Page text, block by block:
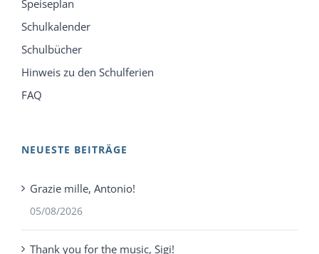
Speiseplan
Schulkalender
Schulbücher
Hinweis zu den Schulferien
FAQ
NEUESTE BEITRÄGE
Grazie mille, Antonio!
05/08/2026
Thank you for the music, Sigi!